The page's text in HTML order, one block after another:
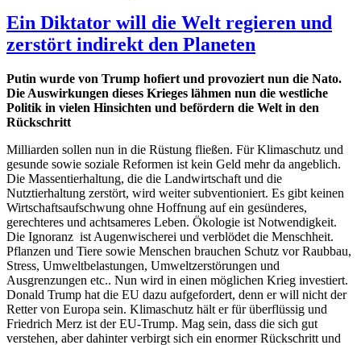
Ein Diktator will die Welt regieren und
zerstört indirekt den Planeten
Putin wurde von Trump hofiert und provoziert nun die Nato.
Die Auswirkungen dieses Krieges lähmen nun die westliche
Politik in vielen Hinsichten und befördern die Welt in den
Rückschritt
Milliarden sollen nun in die Rüstung fließen. Für Klimaschutz und
gesunde sowie soziale Reformen ist kein Geld mehr da angeblich.
Die Massentierhaltung, die die Landwirtschaft und die
Nutztierhaltung zerstört, wird weiter subventioniert. Es gibt keinen
Wirtschaftsaufschwung ohne Hoffnung auf ein gesünderes,
gerechteres und achtsameres Leben. Ökologie ist Notwendigkeit.
Die Ignoranz ist Augenwischerei und verblödet die Menschheit.
Pflanzen und Tiere sowie Menschen brauchen Schutz vor Raubbau,
Stress, Umweltbelastungen, Umweltzerstörungen und
Ausgrenzungen etc.. Nun wird in einen möglichen Krieg investiert.
Donald Trump hat die EU dazu aufgefordert, denn er will nicht der
Retter von Europa sein. Klimaschutz hält er für überflüssig und
Friedrich Merz ist der EU-Trump. Mag sein, dass die sich gut
verstehen, aber dahinter verbirgt sich ein enormer Rückschritt und